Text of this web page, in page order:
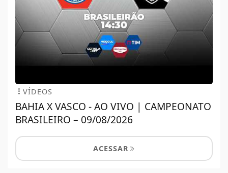
VÍDEOS
BAHIA X VASCO - AO VIVO | CAMPEONATO
BRASILEIRO – 09/08/2026
ACESSAR